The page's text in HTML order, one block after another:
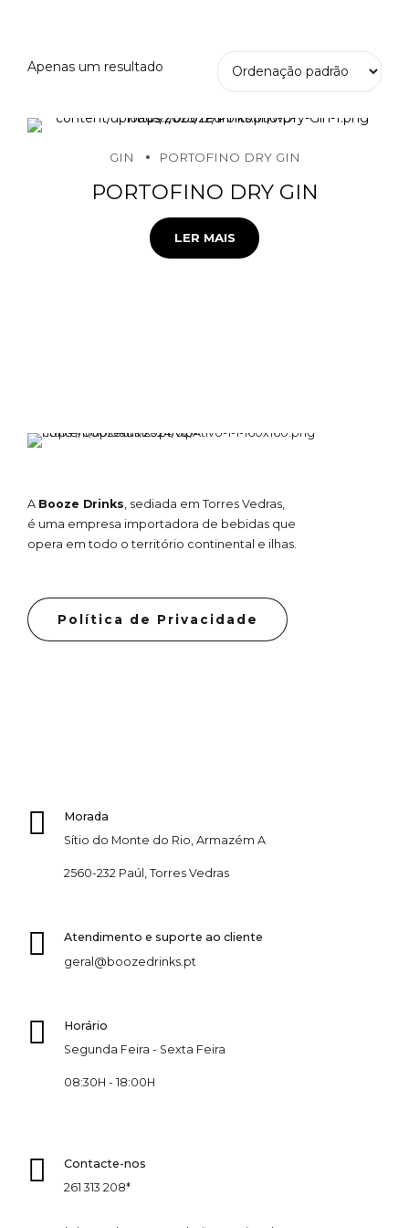
Apenas um resultado
GIN PORTOFINO DRY GIN
PORTOFINO DRY GIN
LER MAIS
A Booze Drinks , sediada em Torres Vedras,
é uma empresa importadora de bebidas que
opera em todo o território continental e ilhas.
Política de Privacidade
Morada
Sítio do Monte do Rio, Armazém A
2560-232 Paúl, Torres Vedras
Atendimento e suporte ao cliente
geral@boozedrinks.pt
Horário
Segunda Feira - Sexta Feira
08:30H - 18:00H
Contacte-nos
261 313 208*